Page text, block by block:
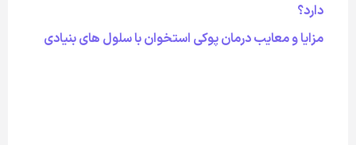
دارد؟
مزایا و معایب درمان پوکی استخوان با سلول های بنیادی